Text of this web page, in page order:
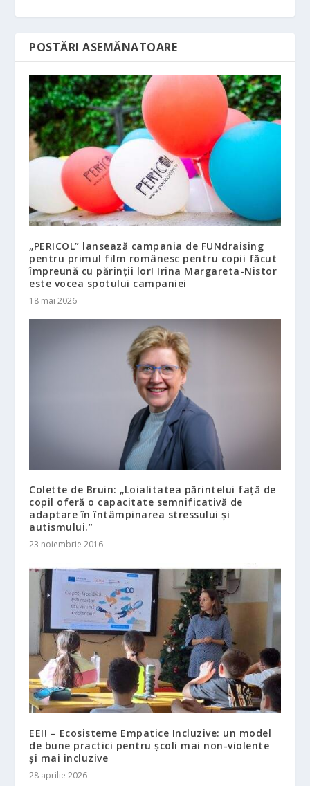
POSTĂRI ASEMĂNATOARE
„PERICOL” lansează campania de FUNdraising
pentru primul film românesc pentru copii făcut
împreună cu părinții lor! Irina Margareta-Nistor
este vocea spotului campaniei
18 mai 2026
Colette de Bruin: „Loialitatea părintelui față de
copil oferă o capacitate semnificativă de
adaptare în întâmpinarea stressului și
autismului.”
23 noiembrie 2016
EEI! – Ecosisteme Empatice Incluzive: un model
de bune practici pentru școli mai non-violente
și mai incluzive
28 aprilie 2026